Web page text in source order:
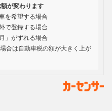
額が変わります
を希望する場合
で登録する場合
」がずれる場合
合は自動車税の額が大きく上が